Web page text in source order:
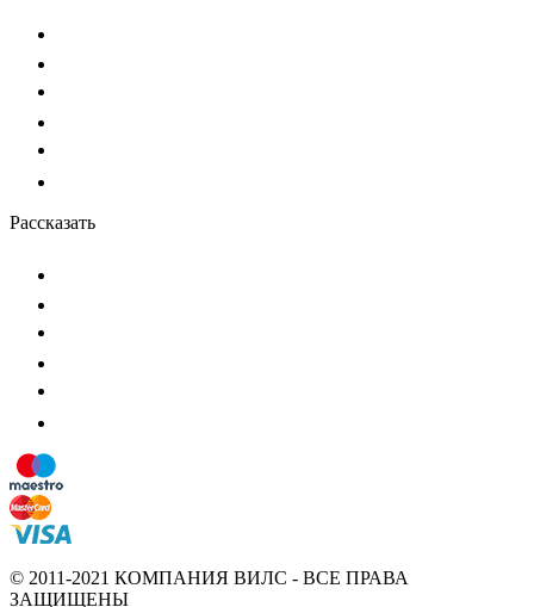
Рассказать
© 2011-2021 КОМПАНИЯ ВИЛС - ВСЕ ПРАВА
ЗАЩИЩЕНЫ